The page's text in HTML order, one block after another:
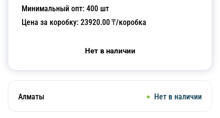
Минимальный опт: 400 шт
Цена за коробку: 23920.00₸/коробка
Нет в наличии
Алматы Нет в наличии